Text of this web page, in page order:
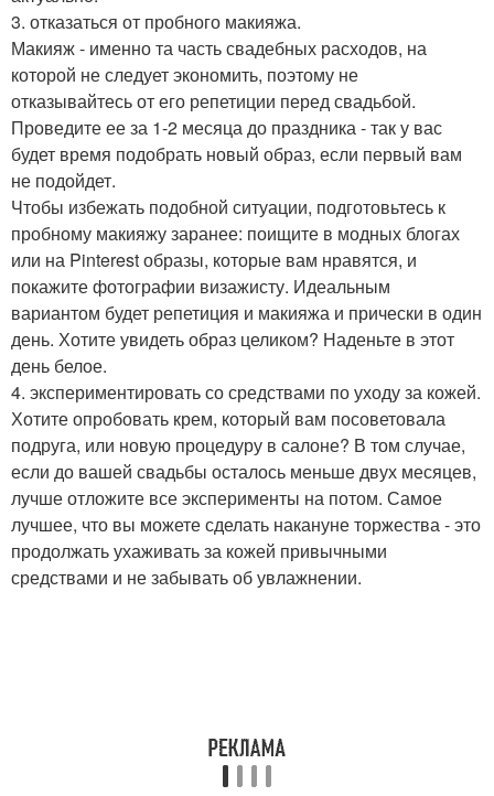
3. отказаться от пробного макияжа.
Макияж - именно та часть свадебных расходов, на
которой не следует экономить, поэтому не
отказывайтесь от его репетиции перед свадьбой.
Проведите ее за 1-2 месяца до праздника - так у вас
будет время подобрать новый образ, если первый вам
не подойдет.
Чтобы избежать подобной ситуации, подготовьтесь к
пробному макияжу заранее: поищите в модных блогах
или на Pinterest образы, которые вам нравятся, и
покажите фотографии визажисту. Идеальным
вариантом будет репетиция и макияжа и прически в один
день. Хотите увидеть образ целиком? Наденьте в этот
день белое.
4. экспериментировать со средствами по уходу за кожей.
Хотите опробовать крем, который вам посоветовала
подруга, или новую процедуру в салоне? В том случае,
если до вашей свадьбы осталось меньше двух месяцев,
лучше отложите все эксперименты на потом. Самое
лучшее, что вы можете сделать накануне торжества - это
продолжать ухаживать за кожей привычными
средствами и не забывать об увлажнении.